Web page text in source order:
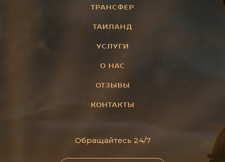
ТРАНСФЕР
ТАИЛАНД
УСЛУГИ
О НАС
ОТЗЫВЫ
КОНТАКТЫ
Обращайтесь 24/7